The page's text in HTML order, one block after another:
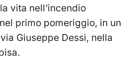
vita nell’incendio
primo pomeriggio, in un
Giuseppe Dessì, nella